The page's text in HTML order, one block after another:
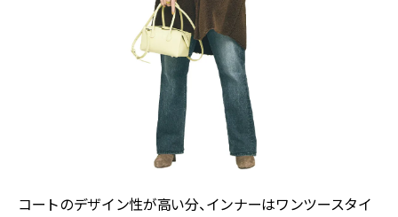
コートのデザイン性が高い分、インナーはワンツースタイ